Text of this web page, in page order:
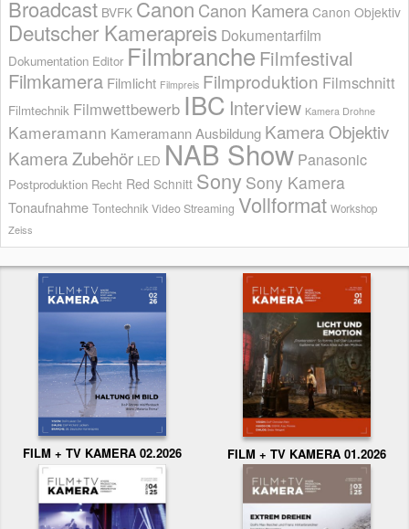
Broadcast BVFK Canon Canon Kamera Canon Objektiv
Deutscher Kamerapreis Dokumentarfilm
Dokumentation Editor Filmbranche Filmfestival
Filmkamera Filmlicht Filmpreis Filmproduktion Filmschnitt
Filmtechnik Filmwettbewerb IBC Interview Kamera Drohne
Kameramann Kameramann Ausbildung Kamera Objektiv
Kamera Zubehör LED NAB Show Panasonic
Postproduktion Recht Red Schnitt Sony Sony Kamera
Tonaufnahme Tontechnik Video Streaming Vollformat Workshop
Zeiss
FILM + TV KAMERA 02.2026 FILM + TV KAMERA 01.2026